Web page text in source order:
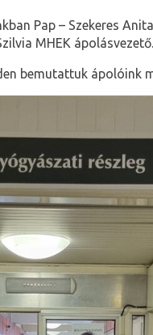
Pap – Szekeres
MHEK ápolásvezető.
bemutattuk ápolóink